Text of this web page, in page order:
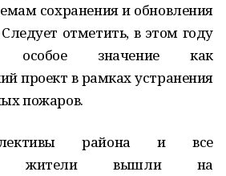
сохранения и обновления
отметить, в этом году
особое значение как
проект в рамках устранения
пожаров.
района и все
жители вышли на